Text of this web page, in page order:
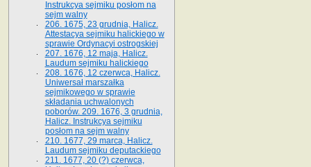
Instrukcya sejmiku posłom na
sejm walny
206. 1675, 23 grudnia, Halicz.
Attestacya sejmiku halickiego w
sprawie Ordynacyi ostrogskiej
207. 1676, 12 maja, Halicz.
Laudum sejmiku halickiego
208. 1676, 12 czerwca, Halicz.
Uniwersał marszałka
sejmikowego w sprawie
składania uchwalonych
poborów. 209. 1676, 3 grudnia,
Halicz. Instrukcya sejmiku
posłom na sejm walny
210. 1677, 29 marca, Halicz.
Laudum sejmiku deputackiego
211. 1677, 20 (?) czerwca,